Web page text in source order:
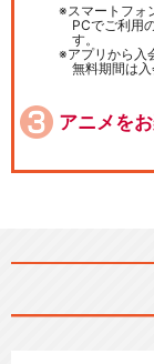
スマートフォ
PCでご利用
す。
アプリから入
無料期間は入
アニメを